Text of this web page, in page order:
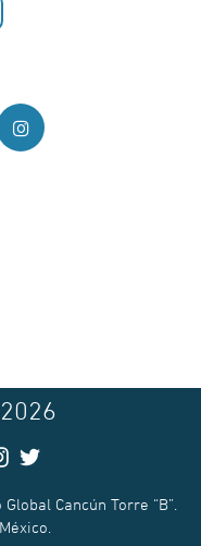
Cancún Torre “B”.